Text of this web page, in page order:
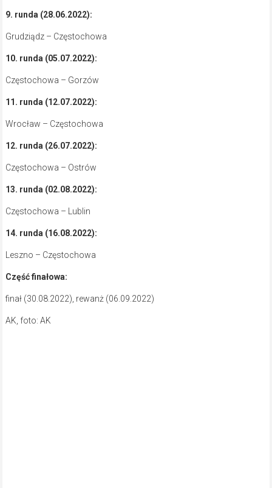
9. runda (28.06.2022):
Grudziądz – Częstochowa
10. runda (05.07.2022):
Częstochowa – Gorzów
11. runda (12.07.2022):
Wrocław – Częstochowa
12. runda (26.07.2022):
Częstochowa – Ostrów
13. runda (02.08.2022):
Częstochowa – Lublin
14. runda (16.08.2022):
Leszno – Częstochowa
Część finałowa:
finał (30.08.2022), rewanż (06.09.2022)
AK, foto: AK